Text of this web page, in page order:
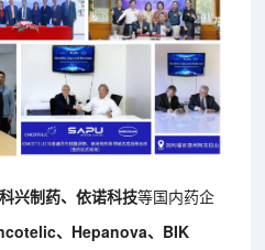
兴制药、依诺科技等国内药企
、Hepanova、BIK